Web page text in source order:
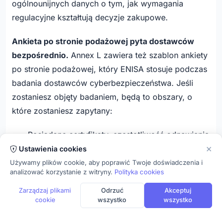
ogólnounijnych danych o tym, jak wymagania
regulacyjne kształtują decyzje zakupowe.
Ankieta po stronie podażowej pyta dostawców
bezpośrednio. Annex L zawiera też szablon ankiety
po stronie podażowej, który ENISA stosuje podczas
badania dostawców cyberbezpieczeństwa. Jeśli
zostaniesz objęty badaniem, będą to obszary, o
które zostaniesz zapytany:
Posiadane certyfikaty, częstotliwość odnawiania
i bariery w certyfikacji
Certyfikaty wymagane przez Twoich klientów
Model dostarczania (on-premises, chmura,
hybrydowy, outsourcing)
Ustawienia cookies ×
Używamy plików cookie, aby poprawić Twoje doświadczenia i
analizować korzystanie z witryny. Polityka cookies
Zarządzaj plikami
cookie
Odrzuć
wszystko
Akceptuj
wszystko